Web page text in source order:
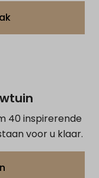
40 inspirerende
voor u klaar.